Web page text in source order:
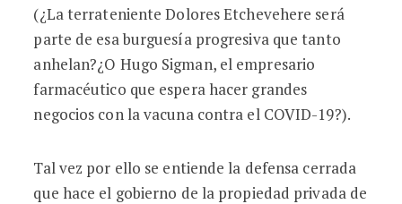
(¿La terrateniente Dolores Etchevehere será
parte de esa burguesía progresiva que tanto
anhelan?¿O Hugo Sigman, el empresario
farmacéutico que espera hacer grandes
negocios con la vacuna contra el COVID-19?).
Tal vez por ello se entiende la defensa cerrada
que hace el gobierno de la propiedad privada de